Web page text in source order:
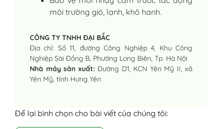
môi trường gió, lạnh, khô hanh.
CÔNG TY TNHH ĐẠI BẮC
Địa chỉ: Số 11, đường Công Nghiệp 4, Khu Công
Nghiệp Sài Đồng B, Phường Long Biên, Tp. Hà Nội
Nhà máy sản xuất: Đường D1, KCN Yên Mỹ II, xã
Yên Mỹ, tỉnh Hưng Yên
Để lại bình chọn cho bài viết của chúng tôi: